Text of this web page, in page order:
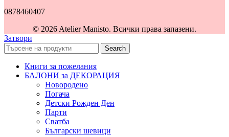
0878460407
© 2026 Atelier Manisto. Всички права запазени.
Затвори
Search
Книги за пожелания
БАЛОНИ за ДЕКОРАЦИЯ
Новородено
Погача
Детски Рожден Ден
Парти
Сватба
Български шевици